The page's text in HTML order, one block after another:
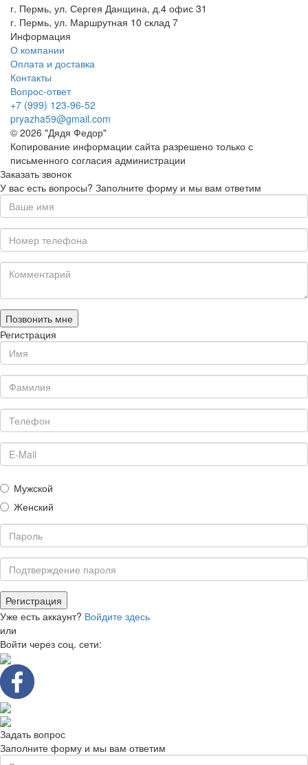
г. Пермь, ул. Сергея Данщина, д.4 офис 31
г. Пермь, ул. Маршрутная 10 склад 7
Информация
О компании
Оплата и доставка
Контакты
Вопрос-ответ
+7 (999) 123-96-52
pryazha59@gmail.com
© 2026 "Дядя Федор"
Копирование информации сайта разрешено только с
письменного согласия администрации
Заказать звонок
У вас есть вопросы? Заполните форму и мы вам ответим
Позвонить мне
Регистрация
Мужской
Женский
Уже есть аккаунт? Войдите здесь
или
Войти через соц. сети:
Задать вопрос
Заполните форму и мы вам ответим